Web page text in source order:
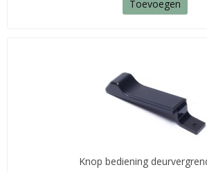
Toevoegen
Knop bediening